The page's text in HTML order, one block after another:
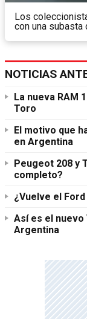
Los
con una subasta
NOTICIAS
La nueva RAM
Toro
El motivo que
en Argentina
Peugeot 208 y
completo?
¿Vuelve el
Así es el nuevo
Argentina